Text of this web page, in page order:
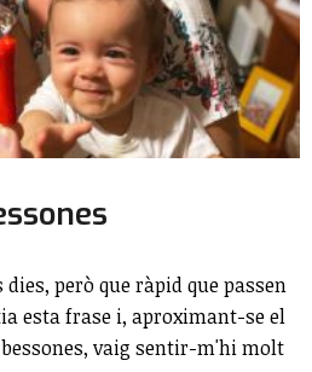
dies, però que ràpid que passen
esta frase i, aproximant-se el
vaig sentir-m'hi molt